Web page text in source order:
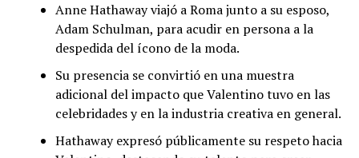
Anne Hathaway viajó a Roma junto a su esposo,
Adam Schulman, para acudir en persona a la
despedida del ícono de la moda.
Su presencia se convirtió en una muestra
adicional del impacto que Valentino tuvo en las
celebridades y en la industria creativa en general.
Hathaway expresó públicamente su respeto hacia